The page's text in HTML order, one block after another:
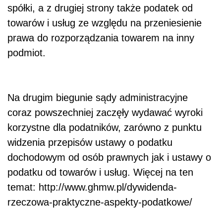
spółki, a z drugiej strony także podatek od
towarów i usług ze względu na przeniesienie
prawa do rozporządzania towarem na inny
podmiot.
Na drugim biegunie sądy administracyjne
coraz powszechniej zaczęły wydawać wyroki
korzystne dla podatników, zarówno z punktu
widzenia przepisów ustawy o podatku
dochodowym od osób prawnych jak i ustawy o
podatku od towarów i usług. Więcej na ten
temat: http://www.ghmw.pl/dywidenda-
rzeczowa-praktyczne-aspekty-podatkowe/